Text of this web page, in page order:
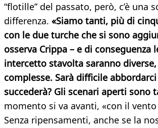
“flotille” del passato, però, c’è una
differenza. «Siamo tanti, più di
con le due turche che si sono
osserva Crippa – e di conseguenza
intercetto stavolta saranno
complesse. Sarà difficile
succederà? Gli scenari aperti sono
momento si va avanti, «con il
Senza ripensamenti, anche se la